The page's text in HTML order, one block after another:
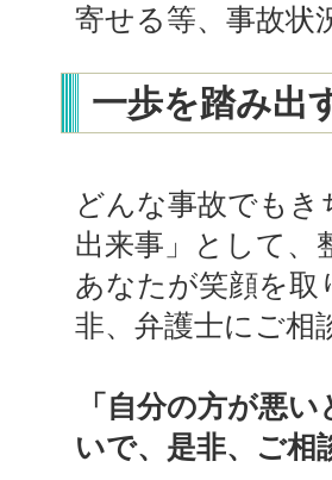
寄せる等、事故状
一歩を踏み出
どんな事故でも
出来事」として、
あなたが笑顔を取
非、弁護士にご相
「自分の方が悪
いで、是非、ご相